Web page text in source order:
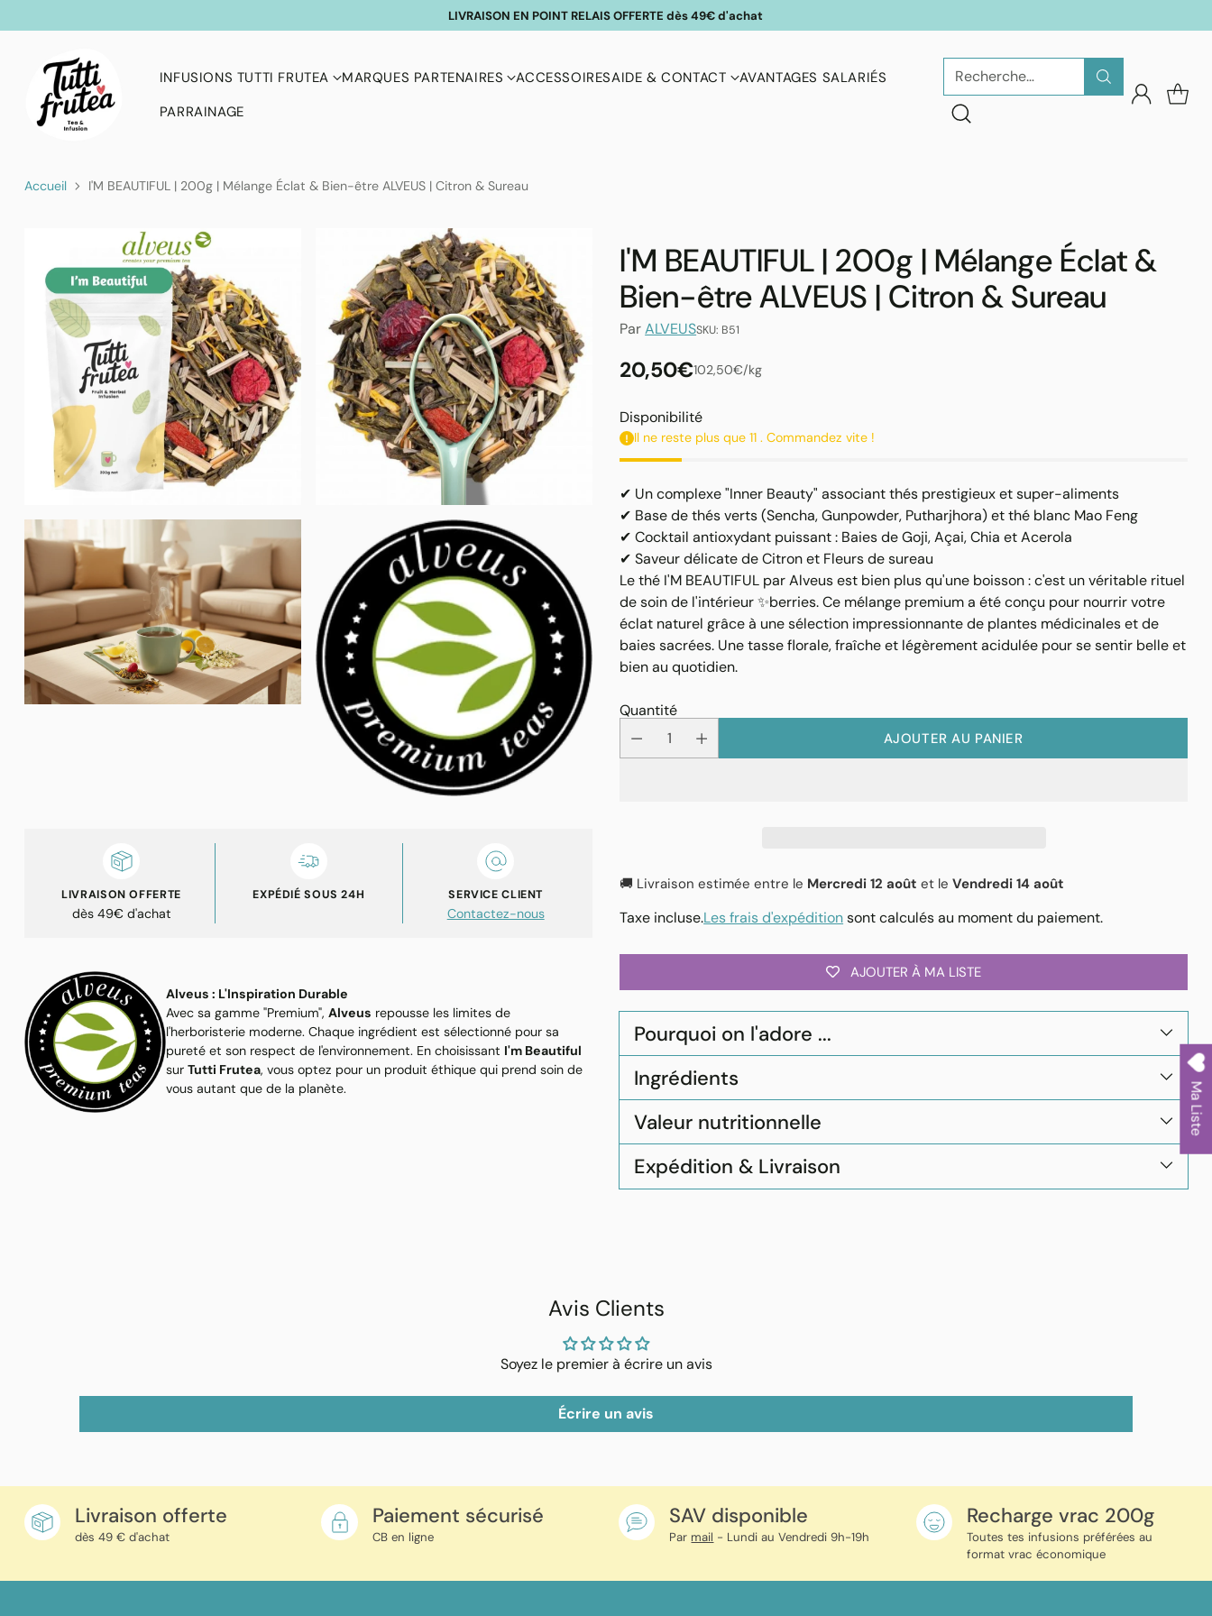
INFUSIONS TUTTI FRUTEA MARQUES PARTENAIRES ACCESSOIRESAIDE & CONTACT
AVANTAGES SALARIÉS
PARRAINAGE
Recherche…
LIVRAISON EN POINT RELAIS OFFERTE dès 49€ d'achat
Accueil I'M BEAUTIFUL | 200g | Mélange Éclat & Bien-être ALVEUS | Citron & Sureau
LIVRAISON OFFERTE
dès 49€ d'achat
EXPÉDIÉ SOUS 24H SERVICE CLIENT
Contactez-nous
Alveus : L'Inspiration Durable
Avec sa gamme "Premium",Alveus repousse les limites de
l'herboristerie moderne. Chaque ingrédient est sélectionné pour sa
pureté et son respect de l'environnement. En choisissant I'm Beautiful
surTutti Frutea, vous optez pour un produit éthique qui prend soin de
vous autant que de la planète.
I'M BEAUTIFUL | 200g | Mélange Éclat &
Bien-être ALVEUS | Citron & Sureau
ParALVEUSSKU: B51
Prix
habituel
20,50€Prix
unitaire
102,50€/
par kg
Disponibilité
Il ne reste plus que 11 . Commandez vite !
✔ Un complexe "Inner Beauty" associant thés prestigieux et super-aliments
✔ Base de thés verts (Sencha, Gunpowder, Putharjhora) et thé blanc Mao Feng
✔ Cocktail antioxydant puissant : Baies de Goji, Açai, Chia et Acerola
✔ Saveur délicate de Citron et Fleurs de sureau
Le thé I'M BEAUTIFUL par Alveus est bien plus qu'une boisson : c'est un véritable rituel
de soin de l'intérieur ✨berries. Ce mélange premium a été conçu pour nourrir votre
éclat naturel grâce à une sélection impressionnante de plantes médicinales et de
baies sacrées. Une tasse florale, fraîche et légèrement acidulée pour se sentir belle et
bien au quotidien.
Quantité
AJOUTER AU PANIER
🚚 Livraison estimée entre le Mercredi 12 août et leVendredi 14 août
Taxe incluse.Les frais d'expéditionsont calculés au moment du paiement.
AJOUTER À MA LISTE
Pourquoi on l'adore ...
Ingrédients
Valeur nutritionnelle
Expédition & Livraison
votre
Avis Clients
Soyez le premier à écrire un avis
Écrire un avis
Livraison offerte
dès 49 € d'achat
Paiement sécurisé
CB en ligne
SAV disponible
Par mail - Lundi au Vendredi 9h-19h
Recharge vrac 200g
Toutes tes infusions préférées au
format vrac économique
Ma Liste